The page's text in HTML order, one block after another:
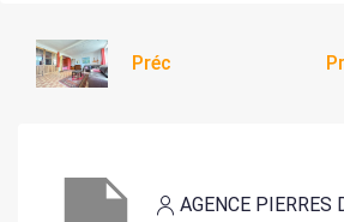
Préc
AGENCE PIERRES